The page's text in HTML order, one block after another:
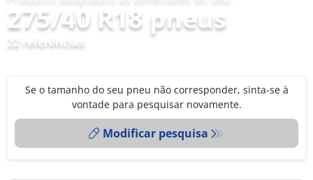
275/40 R18 pneus
22 referências
Se o tamanho do seu pneu não corresponder, sinta-se à
vontade para pesquisar novamente.
Modificar pesquisa